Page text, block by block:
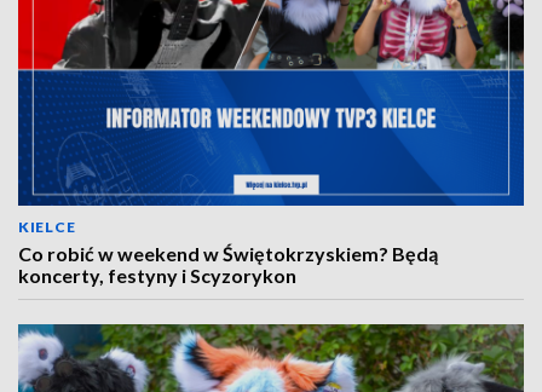
KIELCE
Co robić w weekend w Świętokrzyskiem? Będą
koncerty, festyny i Scyzorykon